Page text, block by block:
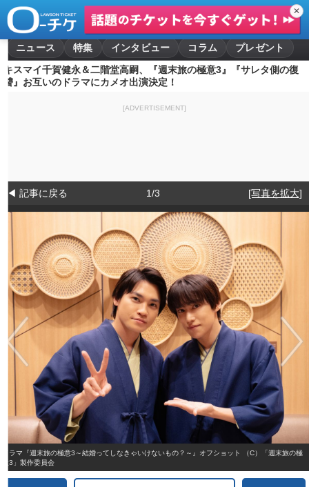
✕
ニュース 特集 インタビュー コラム
プレゼント
キスマイ千賀健永＆二階堂高嗣、『週末旅の極意3』『サレタ側の復
讐』お互いのドラマにカメオ出演決定！
[ADVERTISEMENT]
◀ 記事に戻る 1/3 [写真を拡大]
ドラマ『週末旅の極意3～結婚ってしなきゃいけないもの？～』オフショット （C）「週末旅の極
意3」製作委員会